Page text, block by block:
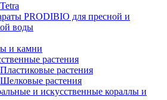
Tetra
PRODIBIO для пресной и
воды
и камни
растения
Пластиковые растения
Шелковые растения
и искусственные кораллы и